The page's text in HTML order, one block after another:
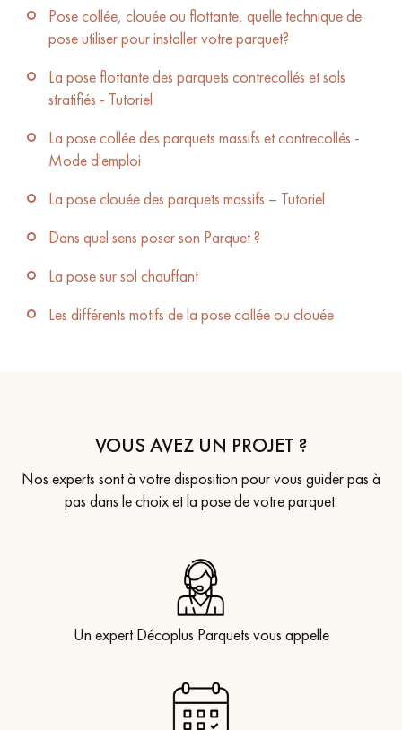
Pose collée, clouée ou flottante, quelle technique de
pose utiliser pour installer votre parquet?
La pose flottante des parquets contrecollés et sols
stratifiés - Tutoriel
La pose collée des parquets massifs et contrecollés -
Mode d'emploi
La pose clouée des parquets massifs – Tutoriel
Dans quel sens poser son Parquet ?
La pose sur sol chauffant
Les différents motifs de la pose collée ou clouée
VOUS AVEZ UN PROJET ?
Nos experts sont à votre disposition pour vous guider pas à
pas dans le choix et la pose de votre parquet.
Un expert Décoplus Parquets vous appelle